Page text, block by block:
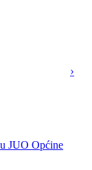
JUO Općine